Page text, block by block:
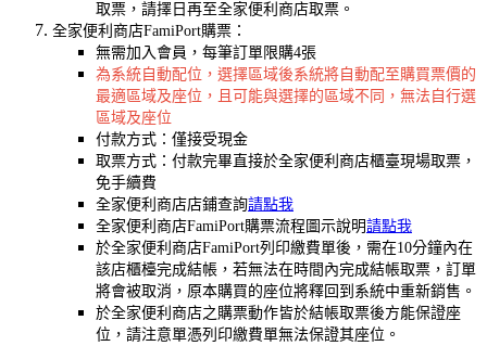
取票，請擇日再至全家便利商店取票。
全家便利商店FamiPort購票：
無需加入會員，每筆訂單限購4張
為系統自動配位，選擇區域後系統將自動配至購買票價的
最適區域及座位，且可能與選擇的區域不同，無法自行選
區域及座位
付款方式：僅接受現金
取票方式：付款完畢直接於全家便利商店櫃臺現場取票，
免手續費
全家便利商店店鋪查詢請點我
全家便利商店FamiPort購票流程圖示說明請點我
於全家便利商店FamiPort列印繳費單後，需在10分鐘內在
該店櫃檯完成結帳，若無法在時間內完成結帳取票，訂單
將會被取消，原本購買的座位將釋回到系統中重新銷售。
於全家便利商店之購票動作皆於結帳取票後方能保證座
位，請注意單憑列印繳費單無法保證其座位。